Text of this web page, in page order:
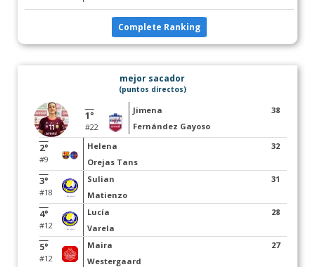
Complete Ranking
mejor sacador
(puntos directos)
1°
#22
Jimena
Fernández Gayoso
38
2°
#9
Helena
Orejas Tans
32
3°
#18
Sulian
Matienzo
31
4°
#12
Lucía
Varela
28
5°
#12
Maira
Westergaard
27